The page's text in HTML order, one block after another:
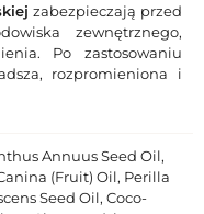
zabezpieczają przed
zewnętrznego,
Po zastosowaniu
rozpromieniona i
Annuus Seed Oil,
(Fruit) Oil, Perilla
Seed Oil, Coco-